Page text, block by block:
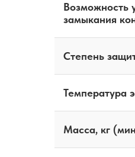
Возможность
замыкания
Степень
Температура
Масса, кг